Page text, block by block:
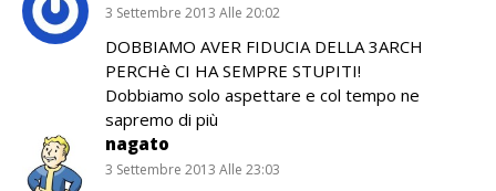
3 Settembre 2013 Alle 20:02
DOBBIAMO AVER FIDUCIA DELLA 3ARCH
PERCHè CI HA SEMPRE STUPITI!
Dobbiamo solo aspettare e col tempo ne
sapremo di più
nagato
3 Settembre 2013 Alle 23:03